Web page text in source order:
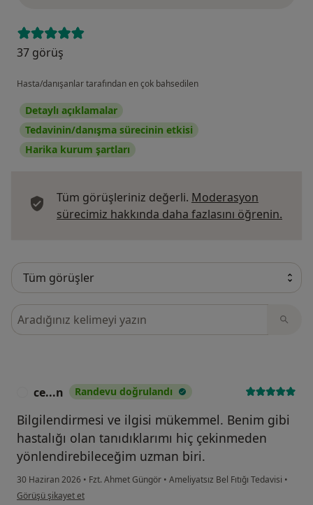
37 görüş
Hasta/danışanlar tarafından en çok bahsedilen
Detaylı açıklamalar
Tedavinin/danışma sürecinin etkisi
Harika kurum şartları
Tüm görüşleriniz değerli. Moderasyon
sürecimiz hakkında daha fazlasını öğrenin.
Görüşler içerisinde ara
ce...n Randevu doğrulandı
Bilgilendirmesi ve ilgisi mükemmel. Benim gibi
hastalığı olan tanıdıklarımı hiç çekinmeden
yönlendirebileceğim uzman biri.
30 Haziran 2026 • Fzt. Ahmet Güngör • Ameliyatsız Bel Fıtığı Tedavisi •
kullanıcının görüşüne göre ce...n
Görüşü şikayet et